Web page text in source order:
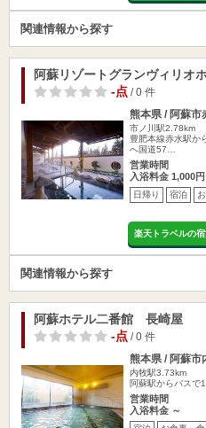
関連情報から探す
阿蘇リゾートグランヴィリオ
-点/ 0 件
熊本県 / 阿蘇市
市ノ川駅2.78km
豊肥本線赤水駅か
へ国道57…
営業時間
入浴料金 1,000円
日帰り 宿泊
楽天トラベルの
関連情報から探す
阿蘇ホテル二番館 長崎屋
-点/ 0 件
熊本県 / 阿蘇市
内牧駅3.73km
阿蘇駅からバスで
営業時間
入浴料金 ～